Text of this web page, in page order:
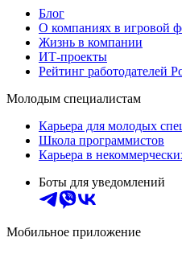
Блог
О компаниях в игровой
Жизнь в компании
ИТ-проекты
Рейтинг работодателей
Молодым специалистам
Карьера для молодых
Школа программистов
Карьера в
Боты для уведомлений
Мобильное приложение